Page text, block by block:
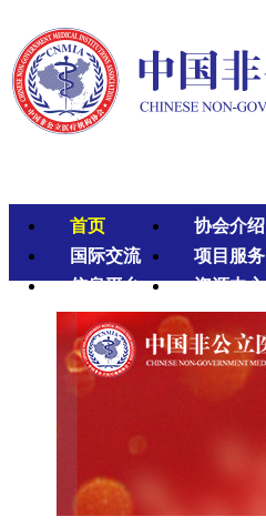
首页 协会介绍
国际交流
项目服务
信息平台
资源中心